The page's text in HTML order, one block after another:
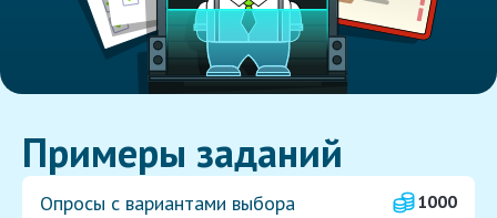
Примеры заданий
Опросы с вариантами выбора
1000